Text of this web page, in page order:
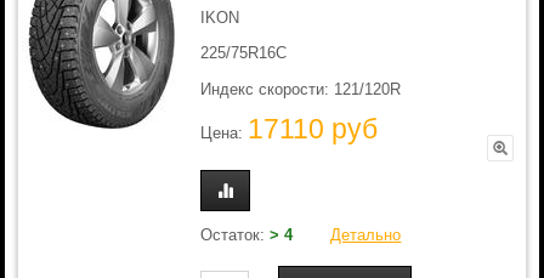
IKON
225/75R16C
Индекс скорости: 121/120R
Цена: 17110 руб
Остаток:> 4 Детально